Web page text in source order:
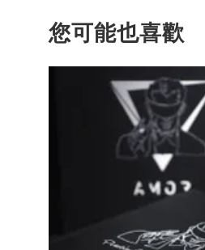
您可能也喜歡